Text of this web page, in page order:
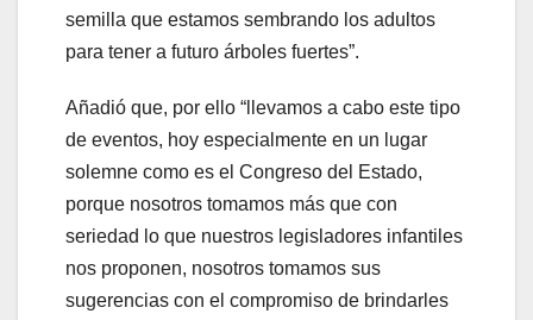
semilla que estamos sembrando los adultos
para tener a futuro árboles fuertes”.
Añadió que, por ello “llevamos a cabo este tipo
de eventos, hoy especialmente en un lugar
solemne como es el Congreso del Estado,
porque nosotros tomamos más que con
seriedad lo que nuestros legisladores infantiles
nos proponen, nosotros tomamos sus
sugerencias con el compromiso de brindarles